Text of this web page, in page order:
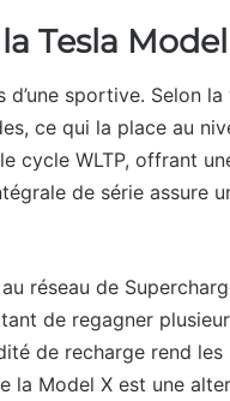
Tesla Model
sportive. Selon
ce qui la place au
cycle WLTP, offrant
de série assure
réseau de
de regagner
de recharge rend
la Model X est une